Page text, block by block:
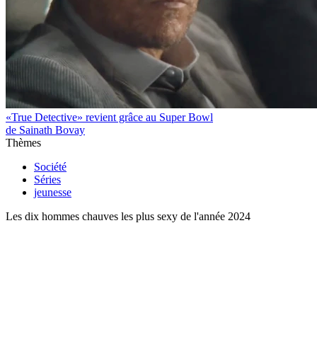
«True Detective» revient grâce au Super Bowl
de Sainath Bovay
Thèmes
Société
Séries
jeunesse
Les dix hommes chauves les plus sexy de l'année 2024